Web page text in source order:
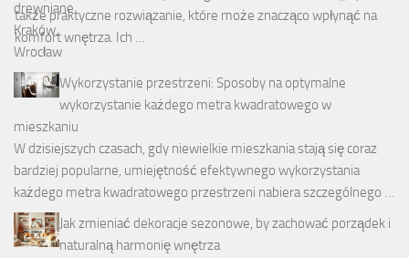
także praktyczne rozwiązanie, które może znacząco wpłynąć na
komfort wnętrza. Ich …
Wykorzystanie przestrzeni: Sposoby na optymalne
wykorzystanie każdego metra kwadratowego w
mieszkaniu
W dzisiejszych czasach, gdy niewielkie mieszkania stają się coraz
bardziej popularne, umiejętność efektywnego wykorzystania
każdego metra kwadratowego przestrzeni nabiera szczególnego …
Jak zmieniać dekoracje sezonowe, by zachować porządek i
naturalną harmonię wnętrza